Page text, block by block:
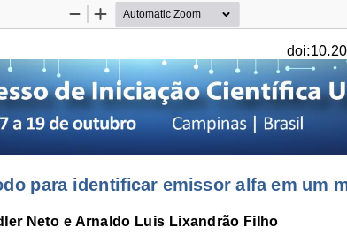
Zoom
Zoom
para identificar emissor alfa em um
Neto e Arnaldo Luis Lixandrão Filho